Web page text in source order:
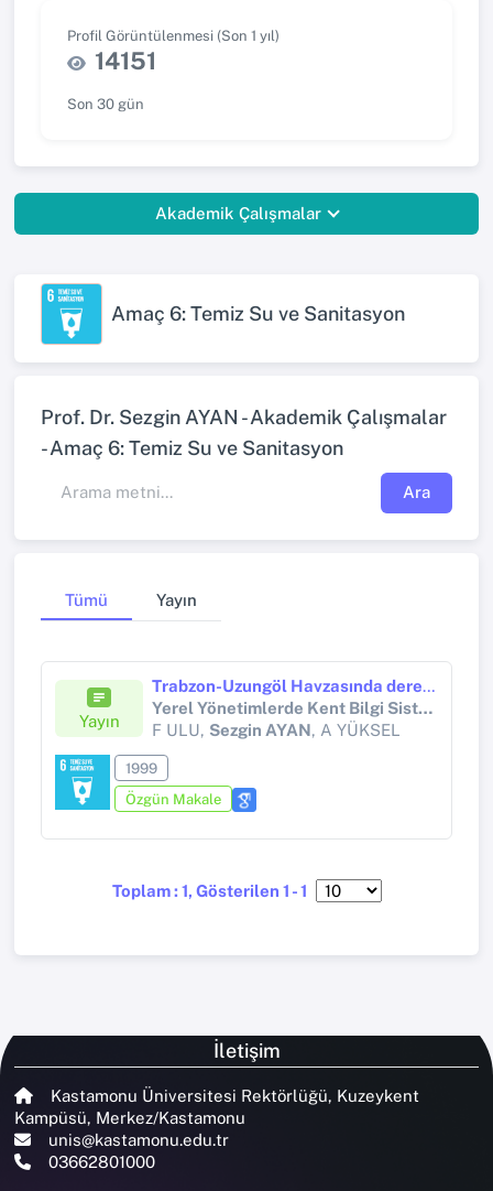
Profil Görüntülenmesi (Son 1 yıl)
14151
Son 30 gün
Akademik Çalışmalar
Amaç 6: Temiz Su ve Sanitasyon
Prof. Dr. Sezgin AYAN - Akademik Çalışmalar
- Amaç 6: Temiz Su ve Sanitasyon
Ara
Tümü Yayın
Yayın
Trabzon-Uzungöl Havzasında dere akımını etkileyen fizyografik etmenlerin Coğrafi Bilgi Sistemleri ortamında belirlenmesi
Yerel Yönetimlerde Kent Bilgi Sistemi Uygulaması Semp., KTU
F ULU, Sezgin AYAN, A YÜKSEL
1999
Özgün Makale
Toplam : 1, Gösterilen 1 - 1
İletişim
Kastamonu Üniversitesi Rektörlüğü, Kuzeykent
Kampüsü, Merkez/Kastamonu
unis@kastamonu.edu.tr
03662801000